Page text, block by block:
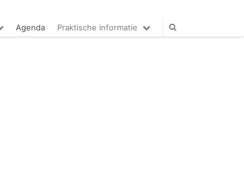
Agenda Praktische informatie